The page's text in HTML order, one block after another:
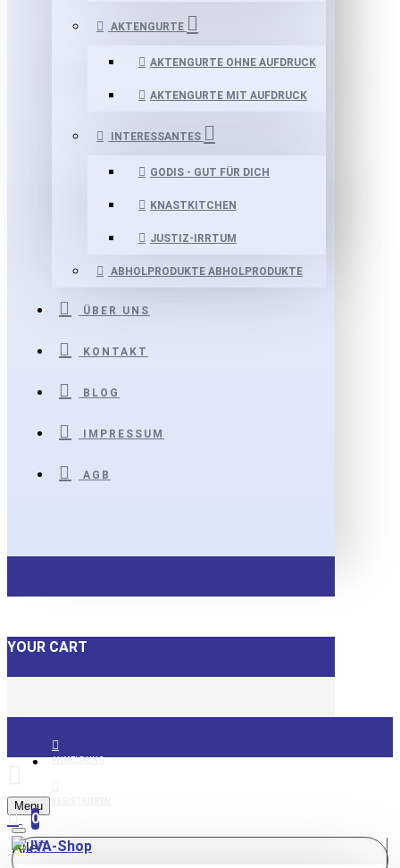
AKTENGURTE
AKTENGURTE OHNE AUFDRUCK
AKTENGURTE MIT AUFDRUCK
INTERESSANTES
GODIS - GUT FÜR DICH
KNASTKITCHEN
JUSTIZ-IRRTUM
ABHOLPRODUKTE ABHOLPRODUKTE
ÜBER UNS
KONTAKT
BLOG
IMPRESSUM
AGB
YOUR CART
ANMELDUNG
Menu
0
Alle